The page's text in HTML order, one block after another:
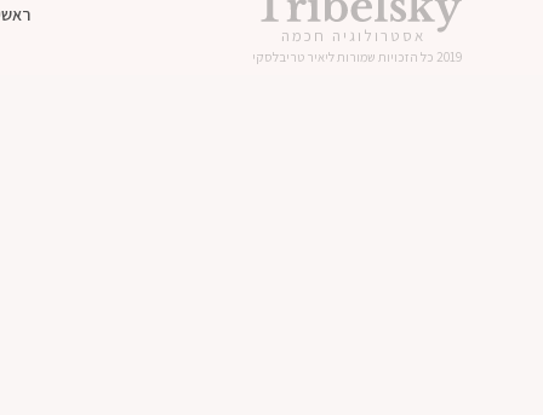
אסטרולוגיה חכמה
2019 כל הזכויות שמורות ליאיר טריבלסקי